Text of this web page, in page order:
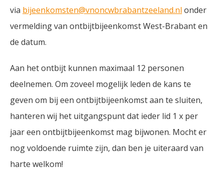
via bijeenkomsten@vnoncwbrabantzeeland.nl onder
vermelding van ontbijtbijeenkomst West-Brabant en
de datum.
Aan het ontbijt kunnen maximaal 12 personen
deelnemen. Om zoveel mogelijk leden de kans te
geven om bij een ontbijtbijeenkomst aan te sluiten,
hanteren wij het uitgangspunt dat ieder lid 1 x per
jaar een ontbijtbijeenkomst mag bijwonen. Mocht er
nog voldoende ruimte zijn, dan ben je uiteraard van
harte welkom!